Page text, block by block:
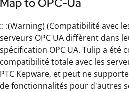
:: :(Warning) (Compatibilité avec
serveurs OPC UA diffèrent dans
spécification OPC UA. Tulip a été
compatibilité totale avec les
PTC Kepware, et peut ne
de fonctionnalités pour d'autres